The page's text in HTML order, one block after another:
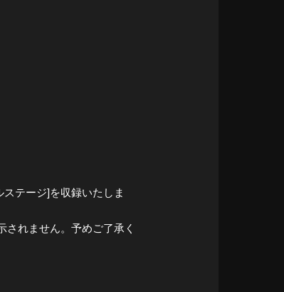
テージ]を収録いたしま
れません。予めご了承く